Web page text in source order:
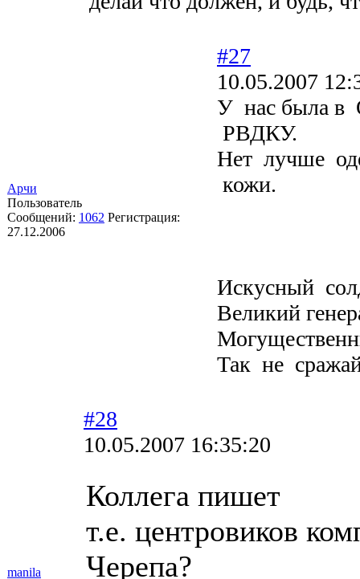
Арчи
Пользователь
Сообщений: 1062 Регистрация:
27.12.2006
#27
10.05.2007
У нас была в
РВДКУ.
Нет лучше
кожи.
Искусный
Великий
Так не
manila
#28
10.05.2007 16:35:20
Коллега пишет
т.е. центровиков
Черепа?